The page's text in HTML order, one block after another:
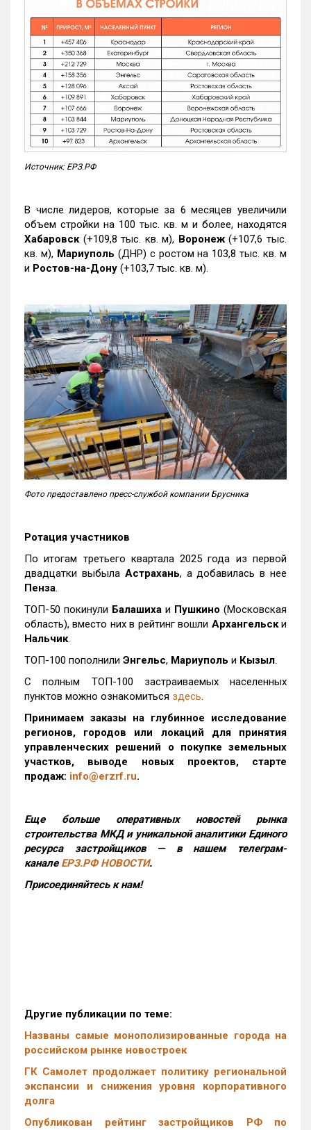
Источник: ЕРЗ.РФ
В числе лидеров, которые за 6 месяцев увеличили
объем стройки на 100 тыс. кв. м и более, находятся
Хабаровск (+109,8 тыс. кв. м), Воронеж(+107,6 тыс.
кв. м), Мариуполь (ДНР) с ростом на 103,8 тыс. кв. м
и Ростов-на-Дону (+103,7 тыс. кв. м).
Фото предоставлено пресс-службой компании Брусника
Ротация участников
По итогам третьего квартала 2025 года из первой
двадцатки выбыла Астрахань, а добавилась в нее
Пенза.
ТОП-50 покинули Балашиха и Пушкино (Московская
область), вместо них в рейтинг вошли Архангельски
Нальчик.
ТОП-100 пополнили Энгельс, Мариуполь и Кызыл.
С полным ТОП-100 застраиваемых населенных
пунктов можно ознакомиться здесь.
Принимаем заказы на глубинное исследование
регионов, городов или локаций для принятия
управленческих решений о покупке земельных
участков, выводе новых проектов, старте
продаж: info@erzrf.ru.
Еще больше оперативных новостей рынка
строительства МКД и уникальной аналитики Единого
ресурса застройщиков — в нашем телеграм-
канале ЕРЗ.РФ НОВОСТИ.
Присоединяйтесь к нам!
Другие публикации по теме:
Названы самые монополизированные города на
российском рынке новостроек
ГК Самолет продолжает политику региональной
экспансии и снижения уровня корпоративного
долга
Опубликован рейтинг застройщиков РФ по